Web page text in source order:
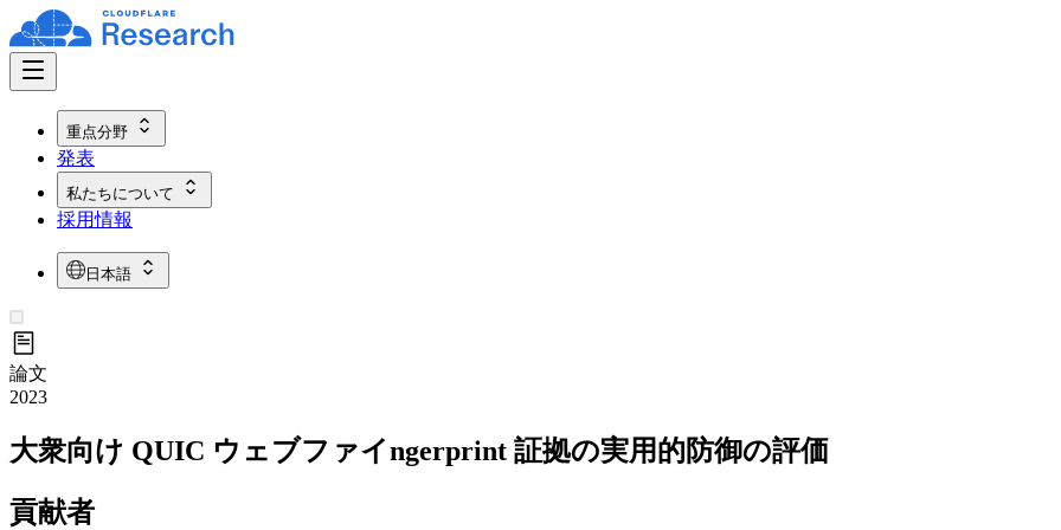
重点分野
発表
私たちについて
採用情報
日本語
論文
2023
大衆向け QUIC ウェブファイngerprint 証拠の実用的防御の評価
貢献者